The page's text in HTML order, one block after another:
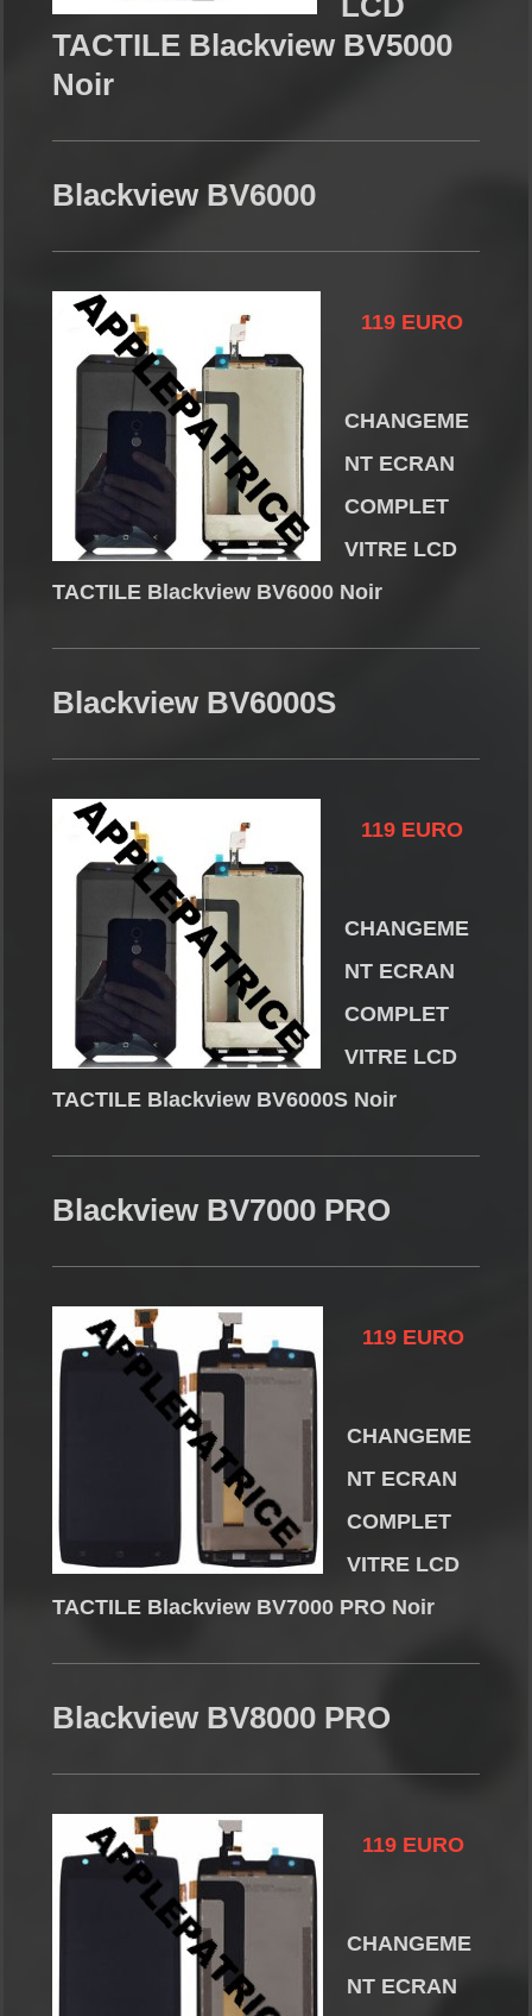
TACTILE Blackview BV5000
Noir
Blackview BV6000
119 EURO
CHANGEME
NT ECRAN
COMPLET
VITRE LCD
TACTILE Blackview BV6000 Noir
Blackview BV6000S
119 EURO
CHANGEME
NT ECRAN
COMPLET
VITRE LCD
TACTILE Blackview BV6000S Noir
Blackview BV7000 PRO
119 EURO
CHANGEME
NT ECRAN
COMPLET
VITRE LCD
TACTILE Blackview BV7000 PRO Noir
Blackview BV8000 PRO
119 EURO
CHANGEME
NT ECRAN